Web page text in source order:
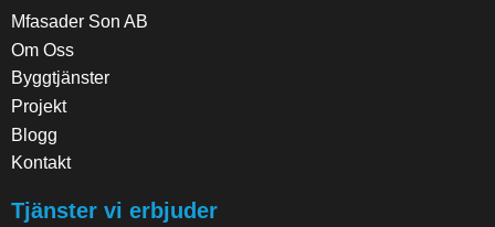
Mfasader Son AB
Om Oss
Byggtjänster
Projekt
Blogg
Kontakt
Tjänster vi erbjuder